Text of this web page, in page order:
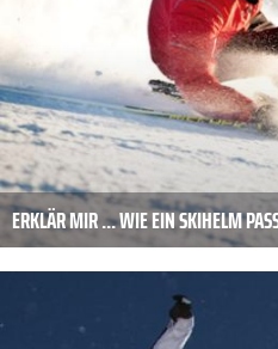
ERKLÄR MIR ... WIE EIN SKIHELM